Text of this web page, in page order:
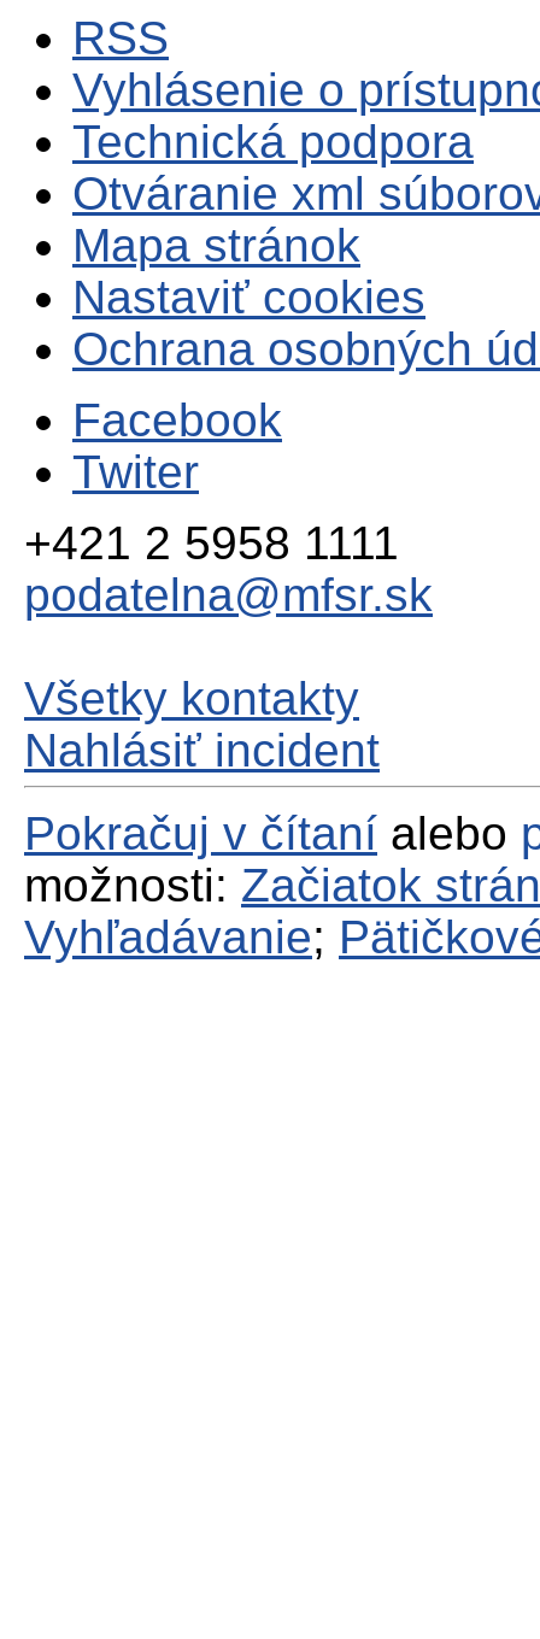
RSS
Vyhlásenie o
Technická podpora
Otváranie xml
Mapa stránok
Nastaviť cookies
Ochrana osobných
Facebook
Twiter
+421 2 5958 1111
podatelna@mfsr.sk
Všetky kontakty
Nahlásiť incident
Pokračuj v čítaní alebo
možnosti: Začiatok
Vyhľadávanie;